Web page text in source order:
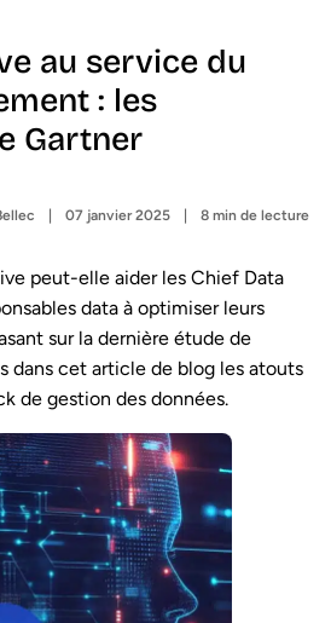
au service du
: les
Gartner
07 janvier 2025 8 min de lecture
peut-elle aider les Chief Data
data à optimiser leurs
sur la dernière étude de
dans cet article de blog les atouts
de gestion des données.